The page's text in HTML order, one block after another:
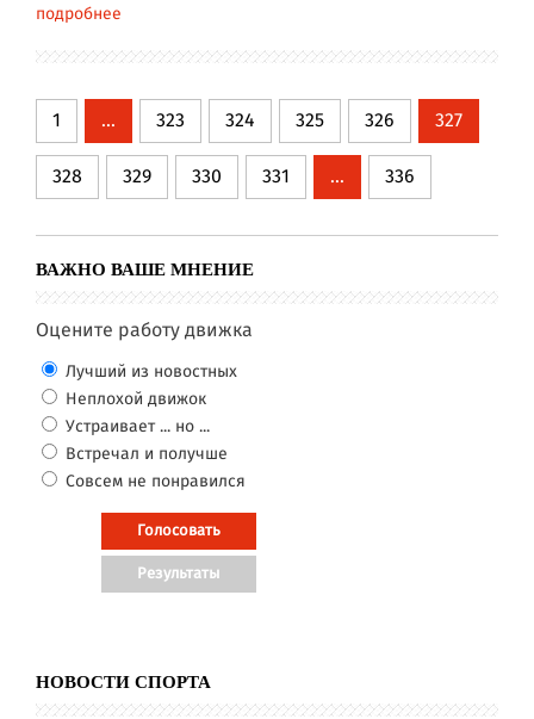
подробнее
1 ... 323 324 325 326
327
328
329 330 331 ... 336
ВАЖНО ВАШЕ МНЕНИЕ
Оцените работу движка
Лучший из новостных
Неплохой движок
Устраивает ... но ...
Встречал и получше
Совсем не понравился
НОВОСТИ СПОРТА